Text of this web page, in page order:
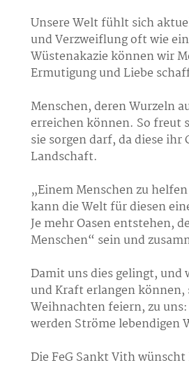
Unsere Welt fühlt sich
und Verzweiflung oft wie
Wüstenakazie können wir
Ermutigung und Liebe
Menschen, deren Wurzeln
erreichen können. So freut
sie sorgen darf, da diese
Landschaft.
„Einem Menschen zu
kann die Welt für diesen
Je mehr Oasen entstehen,
Menschen“ sein und
Damit uns dies gelingt, und
und Kraft erlangen
Weihnachten feiern, zu
werden Ströme lebendigen
Die FeG Sankt Vith